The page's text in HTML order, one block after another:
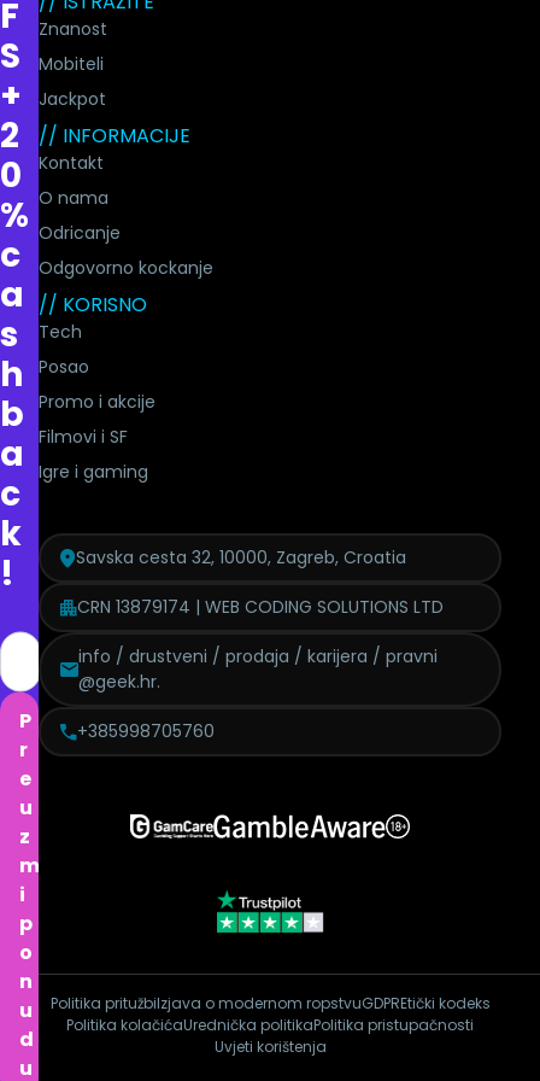
F
S
+
2
0
%
c
a
s
h
b
a
c
k
!
P
r
e
u
z
m
i
p
o
n
u
d
u
Znanost
Mobiteli
Jackpot
// INFORMACIJE
Kontakt
O nama
Odricanje
Odgovorno kockanje
// KORISNO
Tech
Posao
Promo i akcije
Filmovi i SF
Igre i gaming
Savska cesta 32, 10000, Zagreb, Croatia
CRN 13879174 | WEB CODING SOLUTIONS LTD
info / drustveni / prodaja / karijera / pravni
@geek.hr.
+385998705760
Politika pritužbiIzjava o modernom ropstvuGDPREtički kodeks
Politika kolačićaUrednička politikaPolitika pristupačnosti
Uvjeti korištenja